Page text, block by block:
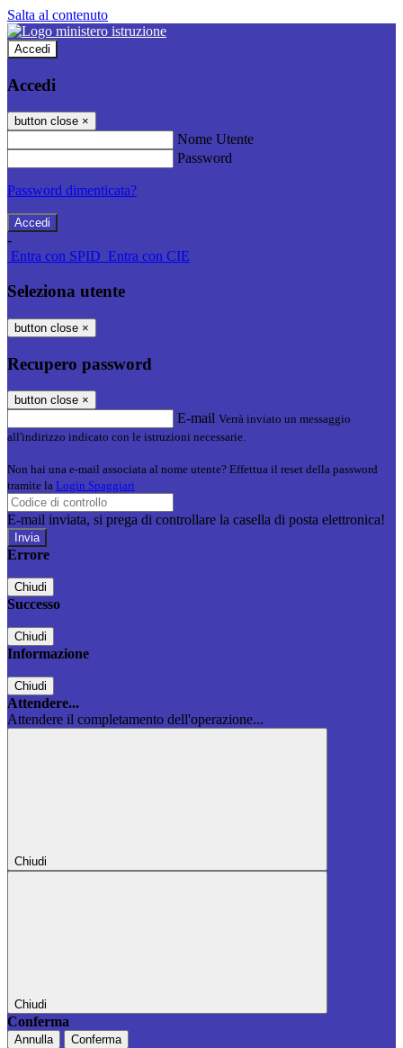
Salta al contenuto
Accedi
Accedi
button close ×
Nome Utente
Password
Password dimenticata?
-
Entra con SPID Entra con CIE
Seleziona utente
button close ×
Recupero password
button close ×
E-mail Verrà inviato un messaggio
all'indirizzo indicato con le istruzioni necessarie.
Non hai una e-mail associata al nome utente? Effettua il reset della password
tramite la Login Spaggiari
E-mail inviata, si prega di controllare la casella di posta elettronica!
Errore
Chiudi
Successo
Chiudi
Informazione
Chiudi
Attendere...
Attendere il completamento dell'operazione...
Chiudi
Chiudi
Conferma
Annulla Conferma